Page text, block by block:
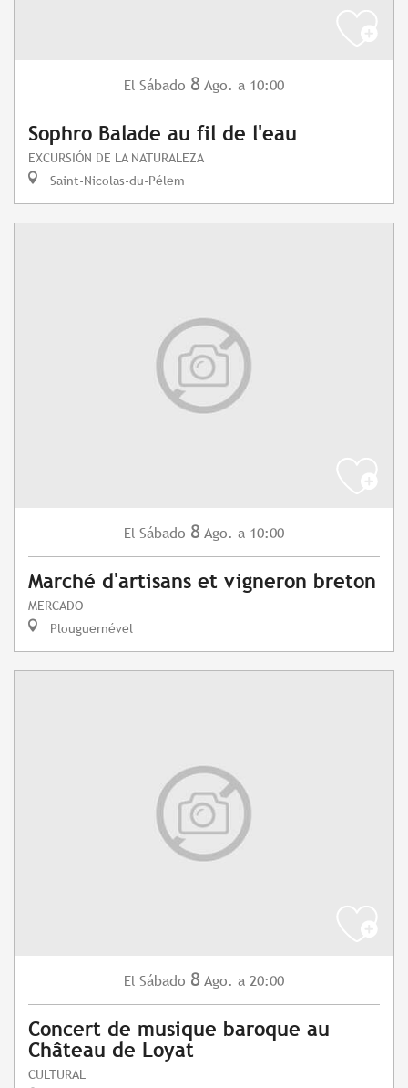
El Sábado 8 Ago. a 10:00
Sophro Balade au fil de l'eau
EXCURSIÓN DE LA NATURALEZA
Saint-Nicolas-du-Pélem
El Sábado 8 Ago. a 10:00
Marché d'artisans et vigneron breton
MERCADO
Plouguernével
El Sábado 8 Ago. a 20:00
Concert de musique baroque au
Château de Loyat
CULTURAL